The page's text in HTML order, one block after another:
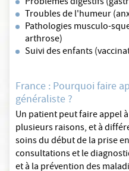
Troubles de l'humeur
Pathologies musculo-
arthrose)
Suivi des enfants
France : Pourquoi faire
généraliste ?
Un patient peut faire appel
plusieurs raisons, et à
soins du début de la prise
consultations et le
et à la prévention des